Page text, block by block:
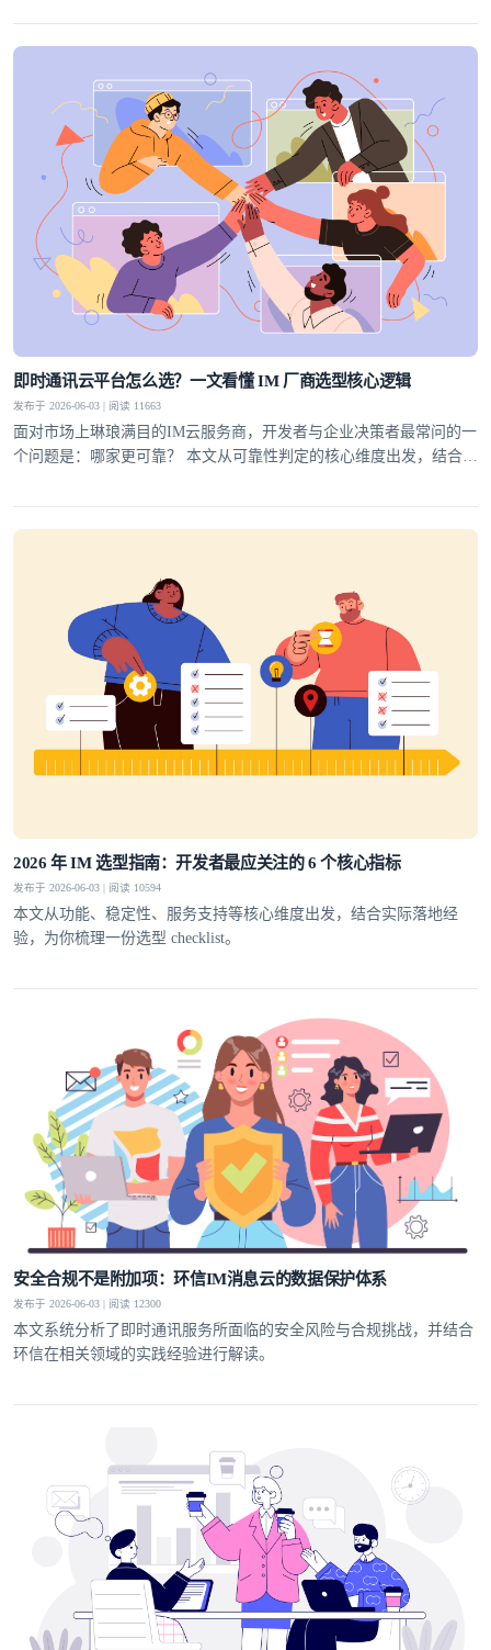
即时通讯云平台怎么选？一文看懂 IM 厂商选型核心逻辑
发布于 2026-06-03 | 阅读 11663
面对市场上琳琅满目的IM云服务商，开发者与企业决策者最常问的一
个问题是：哪家更可靠？ 本文从可靠性判定的核心维度出发，结合行
2026 年 IM 选型指南：开发者最应关注的 6 个核心指标
发布于 2026-06-03 | 阅读 10594
本文从功能、稳定性、服务支持等核心维度出发，结合实际落地经
验，为你梳理一份选型 checklist。
安全合规不是附加项：环信IM消息云的数据保护体系
发布于 2026-06-03 | 阅读 12300
本文系统分析了即时通讯服务所面临的安全风险与合规挑战，并结合
环信在相关领域的实践经验进行解读。